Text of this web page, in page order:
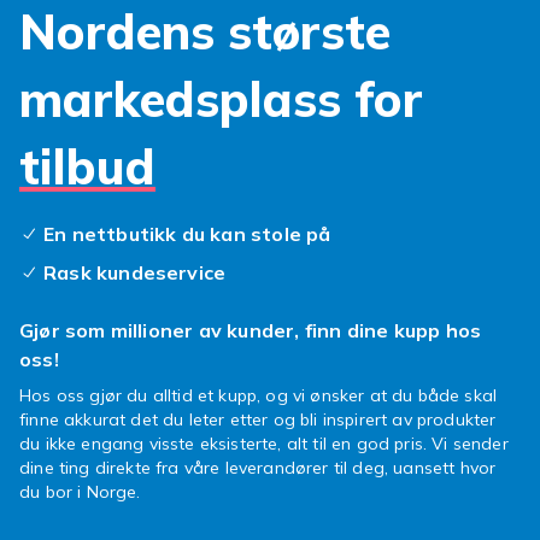
Fyndiq har kompatibelt Microsoft Lumia-
Microsofts/Nokias Windows Phone-serie
known for paelitelighet. Kontroller
kompatibiliteten. Rask levering.
Fyndiq har et komplett sortiment av
serien var populaer for kamerakvalitet og
paalitelig Windows. Kompatibelt tilbehoer til
Microsoft-tilbehør hos Fyndiq.
Fyndiq har et komplett sortiment av
kompatibelt Microsoft Lumia-tilbehoer. Lumia-
serien var populaer for kamerakvalitet og
paalitelig Windows. Kompatibelt tilbehoer til
alle Lumia-modeller. Rask levering.
Nordens største
markedsplass for
tilbud
En nettbutikk du kan stole på
Rask kundeservice
Gjør som millioner av kunder, finn dine kupp hos
oss!
Hos oss gjør du alltid et kupp, og vi ønsker at du både skal
finne akkurat det du leter etter og bli inspirert av produkter
du ikke engang visste eksisterte, alt til en god pris. Vi sender
dine ting direkte fra våre leverandører til deg, uansett hvor
du bor i Norge.